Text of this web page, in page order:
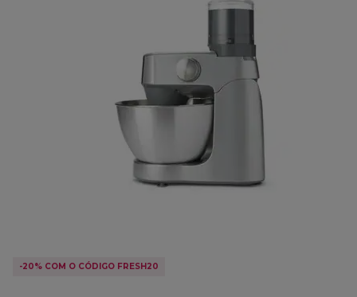
-20% COM O CÓDIGO FRESH20